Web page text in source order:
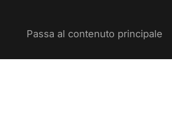
Passa al contenuto principale